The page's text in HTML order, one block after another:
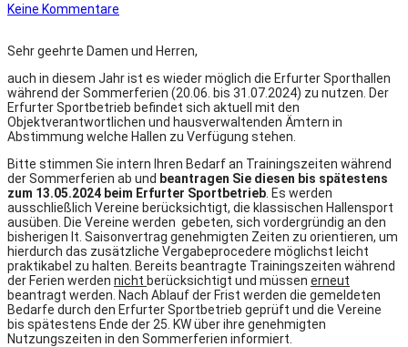
Keine Kommentare
Sehr geehrte Damen und Herren,
auch in diesem Jahr ist es wieder möglich die Erfurter Sporthallen
während der Sommerferien (20.06. bis 31.07.2024) zu nutzen. Der
Erfurter Sportbetrieb befindet sich aktuell mit den
Objektverantwortlichen und hausverwaltenden Ämtern in
Abstimmung welche Hallen zu Verfügung stehen.
Bitte stimmen Sie intern Ihren Bedarf an Trainingszeiten während
der Sommerferien ab und beantragen Sie diesen bis spätestens
zum 13.05.2024 beim Erfurter Sportbetrieb . Es werden
ausschließlich Vereine berücksichtigt, die klassischen Hallensport
ausüben. Die Vereine werden gebeten, sich vordergründig an den
bisherigen lt. Saisonvertrag genehmigten Zeiten zu orientieren, um
hierdurch das zusätzliche Vergabeprocedere möglichst leicht
praktikabel zu halten. Bereits beantragte Trainingszeiten während
der Ferien werden nicht berücksichtigt und müssen erneut
beantragt werden. Nach Ablauf der Frist werden die gemeldeten
Bedarfe durch den Erfurter Sportbetrieb geprüft und die Vereine
bis spätestens Ende der 25. KW über ihre genehmigten
Nutzungszeiten in den Sommerferien informiert.